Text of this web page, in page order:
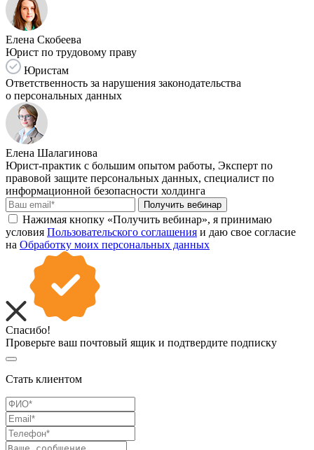
Елена Скобеева
Юрист по трудовому праву
Юристам
Ответственность за нарушения законодательства
о персональных данных
Елена Шалагинова
Юрист-практик с большим опытом работы, Эксперт по
правовой защите персональных данных, специалист по
информационной безопасности холдинга
Получить вебинар
Нажимая кнопку «Получить вебинар», я принимаю
условия Пользовательского соглашения и даю свое согласие
на Обработку моих персональных данных
Спасибо!
Проверьте ваш почтовый ящик и подтвердите подписку
Стать клиентом